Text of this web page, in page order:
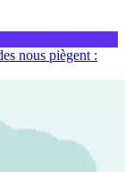
nous piègent :